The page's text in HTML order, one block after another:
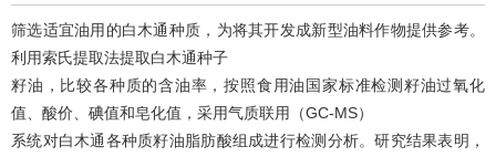
筛选适宜油用的白木通种质，为将其开发成新型油料作物提供参考。
利用索氏提取法提取白木通种子
籽油，比较各种质的含油率，按照食用油国家标准检测籽油过氧化
值、酸价、碘值和皂化值，采用气质联用（GC-MS）
系统对白木通各种质籽油脂肪酸组成进行检测分析。研究结果表明，